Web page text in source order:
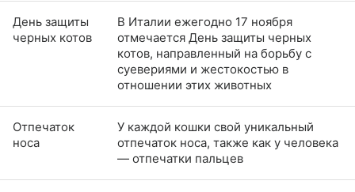
День защиты
черных котов
В Италии ежегодно 17 ноября
отмечается День защиты черных
котов, направленный на борьбу с
суевериями и жестокостью в
отношении этих животных
Отпечаток
носа
У каждой кошки свой уникальный
отпечаток носа, также как у человека
— отпечатки пальцев